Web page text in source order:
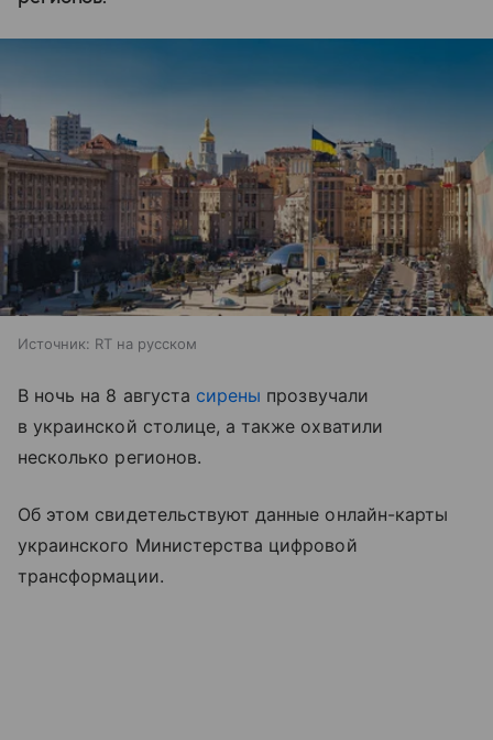
Источник: RT на русском
В ночь на 8 августа сирены прозвучали
в украинской столице, а также охватили
несколько регионов.
Об этом свидетельствуют данные онлайн-карты
украинского Министерства цифровой
трансформации.